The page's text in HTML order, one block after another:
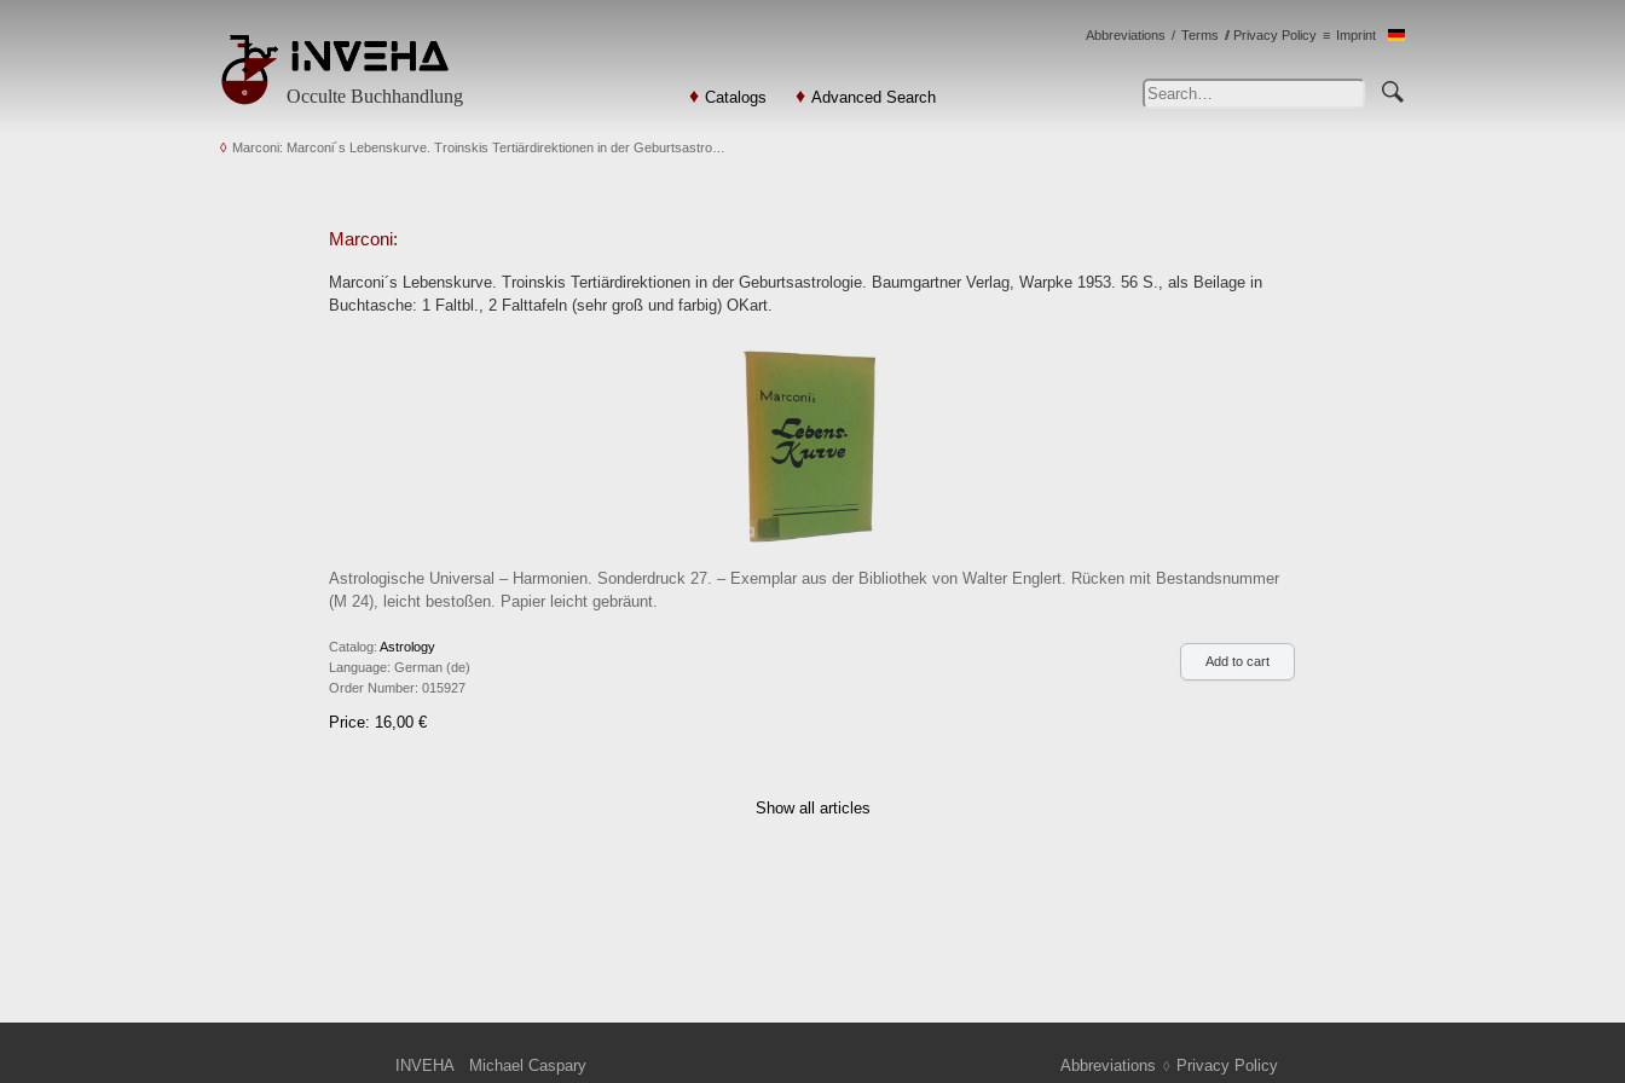
Occulte Buchhandlung Catalogs Advanced Search
Abbreviations Terms Privacy Policy Imprint
Marconi: Marconi´s Lebenskurve. Troinskis Tertiärdirektionen in der Geburtsastro…
Marconi:
Marconi´s Lebenskurve. Troinskis Tertiärdirektionen in der Geburtsastrologie. Baumgartner Verlag, Warpke 1953. 56 S., als Beilage in
Buchtasche: 1 Faltbl., 2 Falttafeln (sehr groß und farbig) OKart.
Astrologische Universal – Harmonien. Sonderdruck 27. – Exemplar aus der Bibliothek von Walter Englert. Rücken mit Bestandsnummer
(M 24), leicht bestoßen. Papier leicht gebräunt.
Catalog: Astrology
Language: German (de)
Order Number: 015927
Price: 16,00 €
Show all articles
INVEHA
Michael Caspary
Abbreviations
Privacy Policy